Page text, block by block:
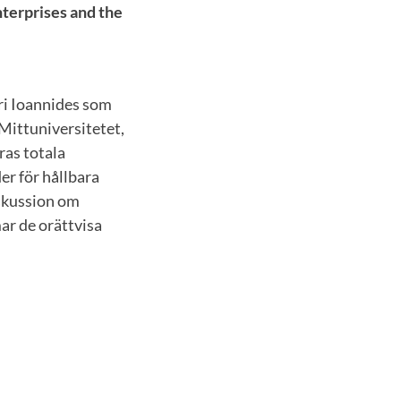
and the
Ioannides som
Mittuniversitetet,
totala
för hållbara
om
de orättvisa